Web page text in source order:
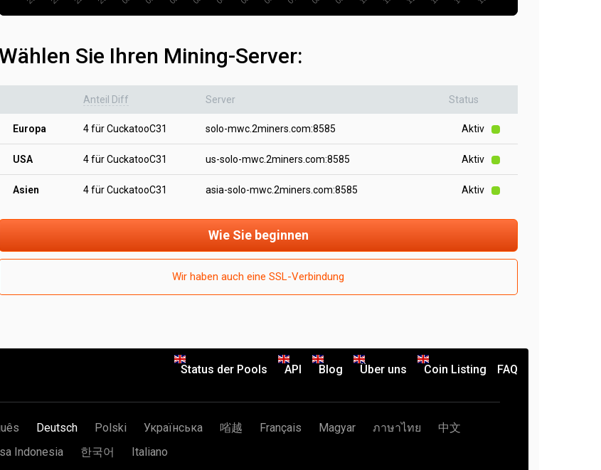
Sie Ihren Mining-Server:
Anteil Diff Server Status
Europa 4 für CuckatooC31 solo-mwc.2miners.com:8585 Aktiv
USA 4 für CuckatooC31 us-solo-mwc.2miners.com:8585 Aktiv
Asien 4 für CuckatooC31 asia-solo-mwc.2miners.com:8585 Aktiv
Wie Sie beginnen
Wir haben auch eine SSL-Verbindung
Status der Pools API Blog Über uns Coin Listing FAQ
Deutsch Polski Українська 㗂越 Français Magyar ภาษาไทย
中文
Indonesia 한국어 Italiano